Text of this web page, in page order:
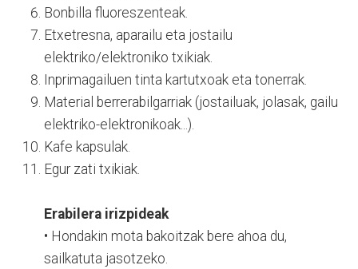
Bonbilla fluoreszenteak.
Etxetresna, aparailu eta jostailu
elektriko/elektroniko txikiak.
Inprimagailuen tinta kartutxoak eta tonerrak.
Material berrerabilgarriak (jostailuak, jolasak, gailu
elektriko-elektronikoak...).
Kafe kapsulak.
Egur zati txikiak.
Erabilera irizpideak
• Hondakin mota bakoitzak bere ahoa du,
sailkatuta jasotzeko.